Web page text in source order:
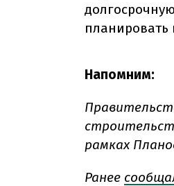
планировать
Напомним:
рамках
Ранее